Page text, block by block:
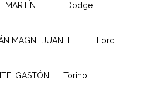
MARTÍN Dodge
MAGNI, JUAN T Ford
GASTÓN Torino